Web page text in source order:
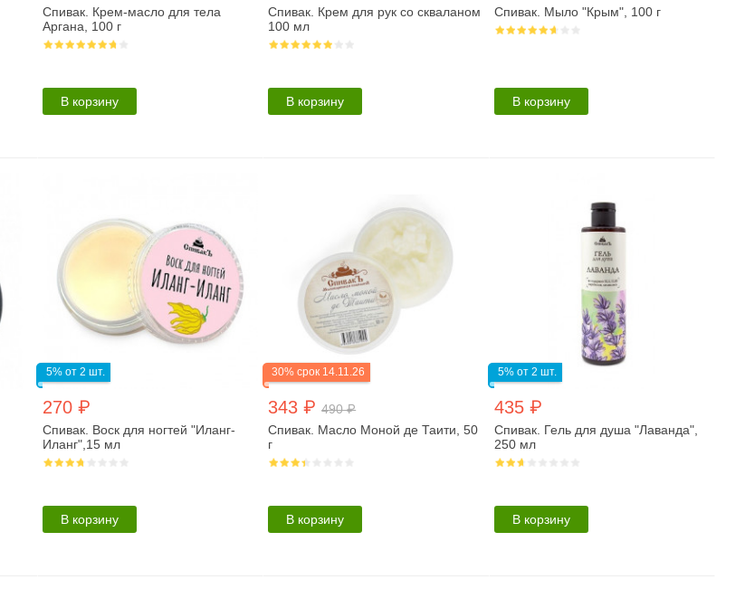
Спивак. Крем-масло для тела
Аргана, 100 г
В корзину
Спивак. Крем для рук со скваланом
100 мл
В корзину
Спивак. Мыло "Крым", 100 г
В корзину
5% от 2 шт.
270 ₽
Спивак. Воск для ногтей "Иланг-
Иланг",15 мл
В корзину
30% срок 14.11.26
343 ₽490 ₽
Спивак. Масло Моной де Таити, 50
г
В корзину
5% от 2 шт.
435 ₽
Спивак. Гель для душа "Лаванда",
250 мл
В корзину